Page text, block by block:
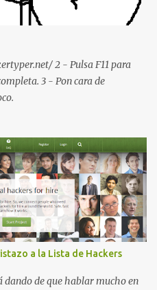
del dispositivo *#*#2663#*#*
táctil del smartphone
de memoria RAM está
tablet *#*#34971539#*#* :
d...
2 - Pulsa F11 para
3 - Pon cara de
a la Lista de Hackers
dando de que hablar mucho en